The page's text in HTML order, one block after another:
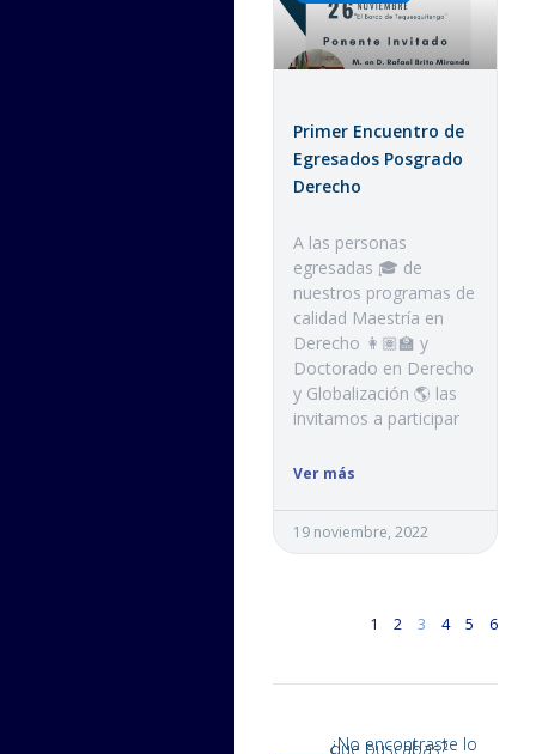
Primer Encuentro de
Egresados Posgrado
Derecho
A las personas
egresadas 🎓 de
nuestros programas de
calidad Maestría en
Derecho 👩🏽‍🏫 y
Doctorado en Derecho
y Globalización 🌎 las
invitamos a participar
Ver más
19 noviembre, 2022
1 2 3 4 5 6
¿No encontraste lo
que buscabas?​